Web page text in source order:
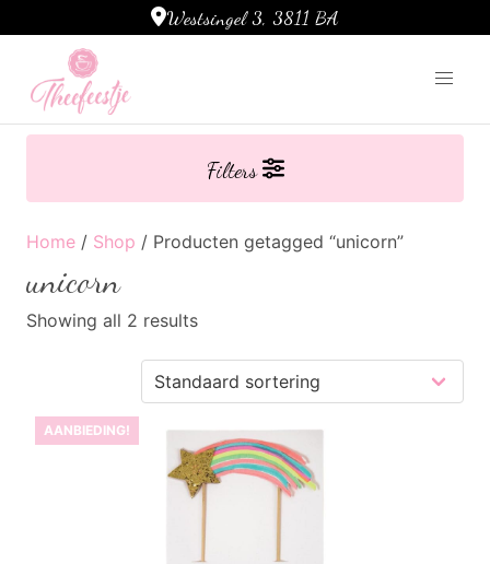
Ga naar de inhoud
Westsingel 3, 3811 BA
Filters
Home / Shop / Producten getagged “unicorn”
unicorn
Showing all 2 results
AANBIEDING!